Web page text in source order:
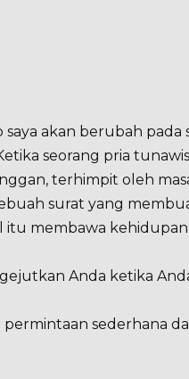
akan berubah pada
seorang pria
terhimpit oleh
surat yang
itu membawa
Anda ketika
sederhana